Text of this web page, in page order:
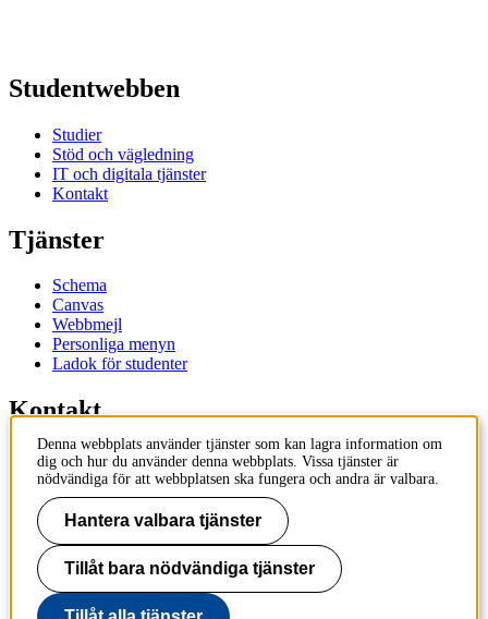
Studentwebben
Studier
Stöd och vägledning
IT och digitala tjänster
Kontakt
Tjänster
Schema
Canvas
Webbmejl
Personliga menyn
Ladok för studenter
Kontakt
Kontakta utbildningsprogram
Kontakta kurs
IT-support
KTH Entré
KTH
100 44 Stockholm
+46 8 790 60 00
Denna webbplats använder tjänster som kan lagra information om
dig och hur du använder denna webbplats. Vissa tjänster är
nödvändiga för att webbplatsen ska fungera och andra är valbara.
Hantera valbara tjänster
Tillåt bara nödvändiga tjänster